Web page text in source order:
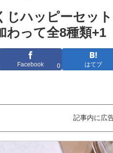
じハッピーセッ
わって全8種類+1
Facebook 0 はてブ
記事内に広